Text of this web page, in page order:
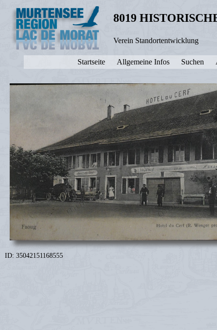
8019
Verein Standortentwicklung
Startseite Allgemeine Infos Suchen
ID: 35042151168555